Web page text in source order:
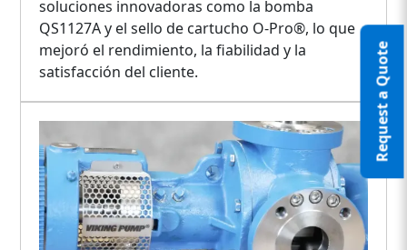
Request a Quote
soluciones innovadoras como la bomba
QS1127A y el sello de cartucho O-Pro®, lo que
mejoró el rendimiento, la fiabilidad y la
satisfacción del cliente.